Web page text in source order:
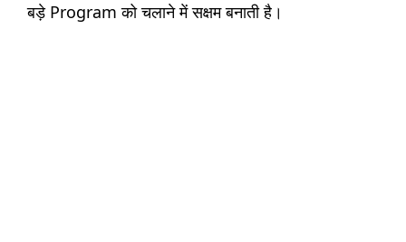
बड़े Program को चलाने में सक्षम बनाती है।